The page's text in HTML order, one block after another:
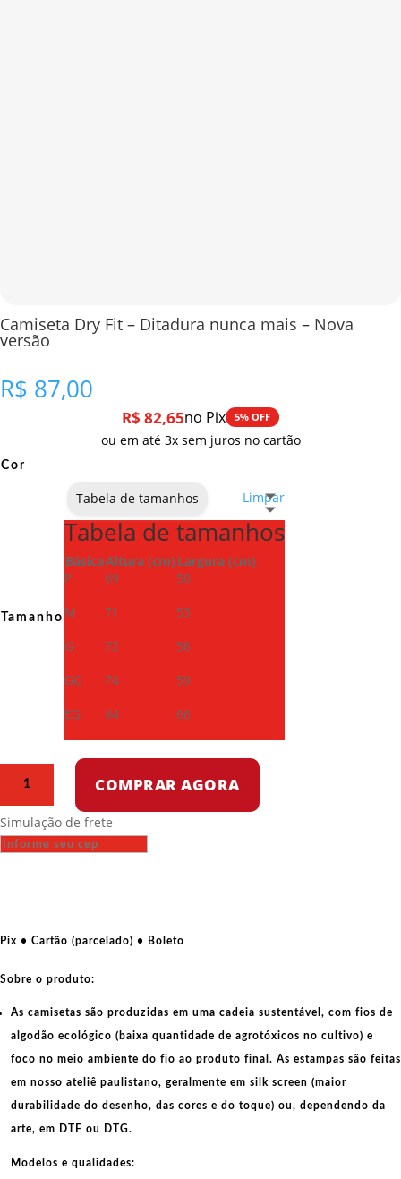
Camiseta Dry Fit – Ditadura nunca mais – Nova
versão
R$ 87,00
R$ 82,65no Pix 5% OFF
ou em até 3x sem juros no cartão
Cor
Tamanho
Limpar
Tabela de tamanhos
Tabela de tamanhos
BásicaAltura (cm) Largura (cm)
P
69
50
M
71
53
G
72
56
GG
74
59
EG
84 66
-
Ditadura
Nova
quantidade
COMPRAR AGORA
Simulação de frete
Pix • Cartão (parcelado) • Boleto
Sobre o produto:
As camisetas são produzidas em uma cadeia sustentável, com fios de
algodão ecológico (baixa quantidade de agrotóxicos no cultivo) e
foco no meio ambiente do fio ao produto final. As estampas são feitas
em nosso ateliê paulistano, geralmente em silk screen (maior
durabilidade do desenho, das cores e do toque) ou, dependendo da
arte, em DTF ou DTG.
Modelos e qualidades: